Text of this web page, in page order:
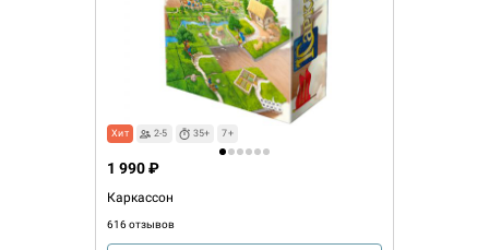
Хит 2-5 35+ 7+
Каркассон
616 отзывов
1 990 ₽